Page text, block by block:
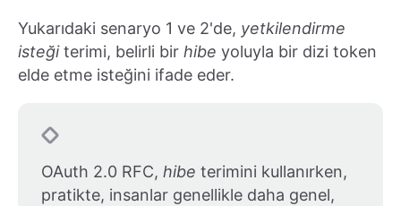
Yukarıdaki senaryo 1 ve 2'de, yetkilendirme
isteğiterimi, belirli bir hibe yoluyla bir dizi token
elde etme isteğini ifade eder.
OAuth 2.0 RFC, hibe terimini kullanırken,
pratikte, insanlar genellikle daha genel,